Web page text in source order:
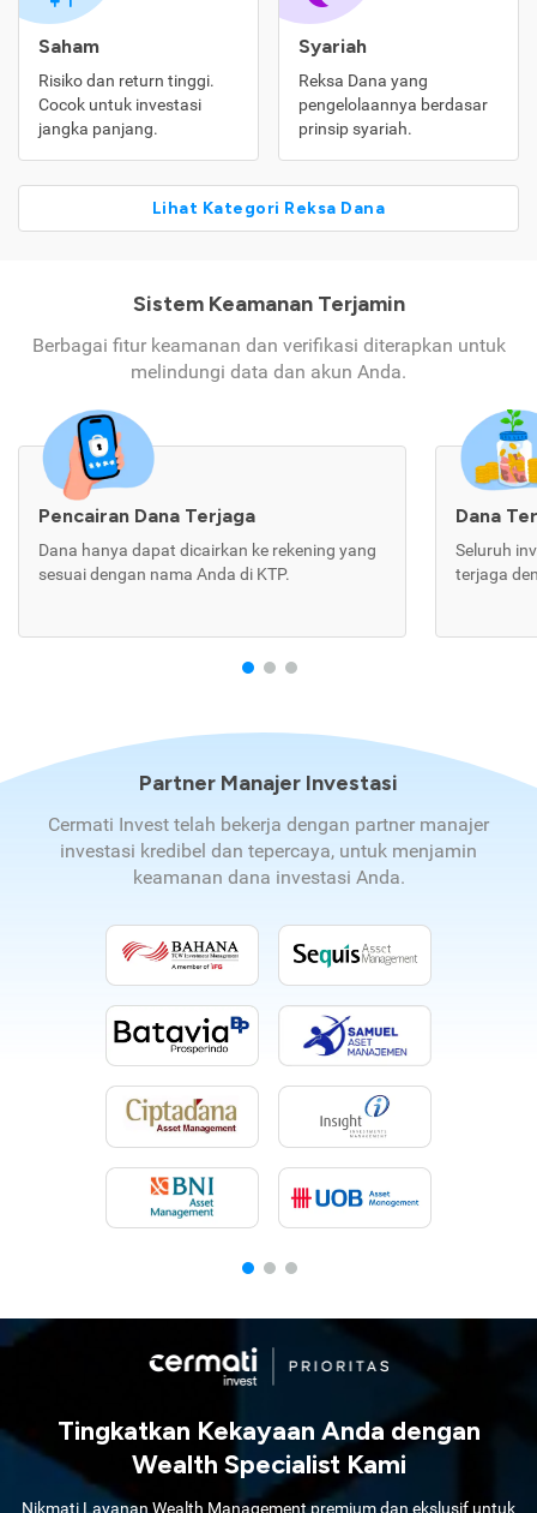
Saham
Risiko dan return tinggi.
Cocok untuk investasi
jangka panjang.
Syariah
Reksa Dana yang
pengelolaannya berdasar
prinsip syariah.
Lihat Kategori Reksa Dana
Sistem Keamanan Terjamin
Berbagai fitur keamanan dan verifikasi diterapkan untuk
melindungi data dan akun Anda.
Pencairan Dana Terjaga
Dana hanya dapat dicairkan ke rekening yang
sesuai dengan nama Anda di KTP.
Dana
Seluruh
terjaga
Partner Manajer Investasi
Cermati Invest telah bekerja dengan partner manajer
investasi kredibel dan tepercaya, untuk menjamin
keamanan dana investasi Anda.
Tingkatkan Kekayaan Anda dengan
Wealth Specialist Kami
Nikmati Layanan Wealth Management premium dan ekslusif untuk